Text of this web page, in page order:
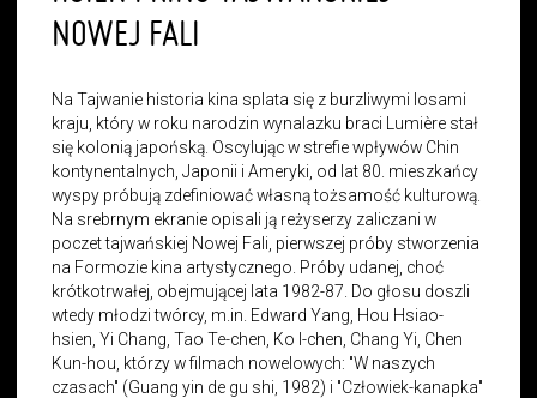
NOWEJ FALI
Na Tajwanie historia kina splata się z burzliwymi losami
kraju, który w roku narodzin wynalazku braci Lumière stał
się kolonią japońską. Oscylując w strefie wpływów Chin
kontynentalnych, Japonii i Ameryki, od lat 80. mieszkańcy
wyspy próbują zdefiniować własną tożsamość kulturową.
Na srebrnym ekranie opisali ją reżyserzy zaliczani w
poczet tajwańskiej Nowej Fali, pierwszej próby stworzenia
na Formozie kina artystycznego. Próby udanej, choć
krótkotrwałej, obejmującej lata 1982-87. Do głosu doszli
wtedy młodzi twórcy, m.in. Edward Yang, Hou Hsiao-
hsien, Yi Chang, Tao Te-chen, Ko I-chen, Chang Yi, Chen
Kun-hou, którzy w filmach nowelowych: "W naszych
czasach" (Guang yin de gu shi, 1982) i "Człowiek-kanapka"